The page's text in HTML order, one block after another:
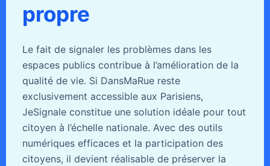
propre
Le fait de signaler les problèmes dans les
espaces publics contribue à l’amélioration de la
qualité de vie. Si DansMaRue reste
exclusivement accessible aux Parisiens,
JeSignale constitue une solution idéale pour tout
citoyen à l’échelle nationale. Avec des outils
numériques efficaces et la participation des
citoyens, il devient réalisable de préserver la